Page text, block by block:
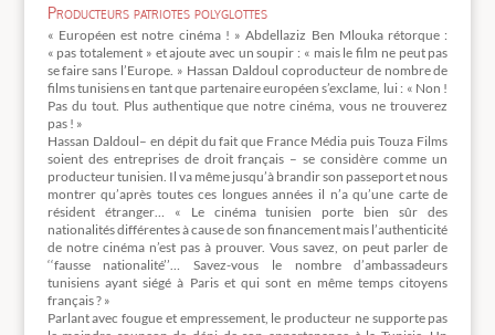
Producteurs patriotes polyglottes
« Européen est notre cinéma ! » Abdellaziz Ben Mlouka rétorque :
« pas totalement » et ajoute avec un soupir : « mais le film ne peut pas
se faire sans l’Europe. » Hassan Daldoul coproducteur de nombre de
films tunisiens en tant que partenaire européen s’exclame, lui : « Non !
Pas du tout. Plus authentique que notre cinéma, vous ne trouverez
pas ! »
Hassan Daldoul– en dépit du fait que France Média puis Touza Films
soient des entreprises de droit français – se considère comme un
producteur tunisien. Il va même jusqu’à brandir son passeport et nous
montrer qu’après toutes ces longues années il n’a qu’une carte de
résident étranger… « Le cinéma tunisien porte bien sûr des
nationalités différentes à cause de son financement mais l’authenticité
de notre cinéma n’est pas à prouver. Vous savez, on peut parler de
‘‘fausse nationalité’’… Savez-vous le nombre d’ambassadeurs
tunisiens ayant siégé à Paris et qui sont en même temps citoyens
français ? »
Parlant avec fougue et empressement, le producteur ne supporte pas